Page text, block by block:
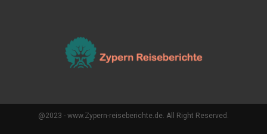
@2023 - www.Zypern-reiseberichte.de. All Right Reserved.